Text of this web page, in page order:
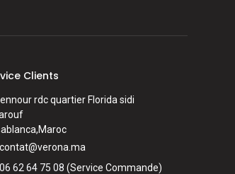
Clients
rdc quartier Florida sidi
contat@verona.ma
06 62 64 75 08 (Service Commande)